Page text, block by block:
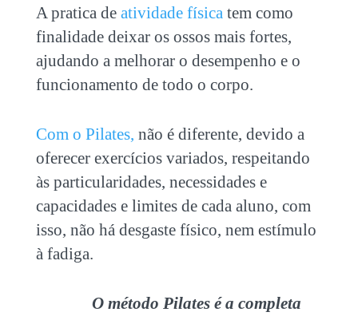
A pratica de atividade física tem como
finalidade deixar os ossos mais fortes,
ajudando a melhorar o desempenho e o
funcionamento de todo o corpo.
Com o Pilates, não é diferente, devido a
oferecer exercícios variados, respeitando
às particularidades, necessidades e
capacidades e limites de cada aluno, com
isso, não há desgaste físico, nem estímulo
à fadiga.
O método Pilates é a completa